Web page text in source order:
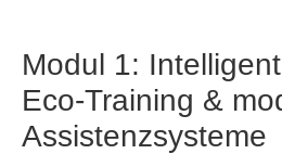
Modul 1:
Eco-Training &
Assistenzsysteme